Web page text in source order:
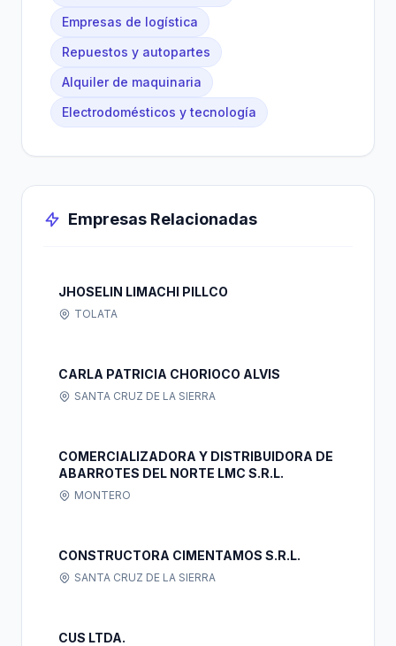
Empresas de logística
Repuestos y autopartes
Alquiler de maquinaria
Electrodomésticos y tecnología
Empresas Relacionadas
JHOSELIN LIMACHI PILLCO
TOLATA
CARLA PATRICIA CHORIOCO ALVIS
SANTA CRUZ DE LA SIERRA
COMERCIALIZADORA Y DISTRIBUIDORA DE
ABARROTES DEL NORTE LMC S.R.L.
MONTERO
CONSTRUCTORA CIMENTAMOS S.R.L.
SANTA CRUZ DE LA SIERRA
CUS LTDA.